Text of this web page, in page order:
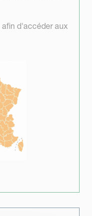
d'accéder aux